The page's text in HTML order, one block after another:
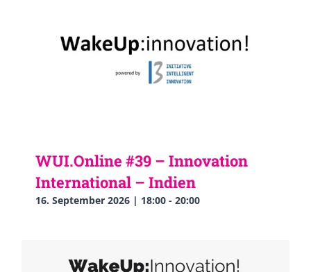
WUI.Online #39 – Innovation
International – Indien
16. September 2026 | 18:00 - 20:00